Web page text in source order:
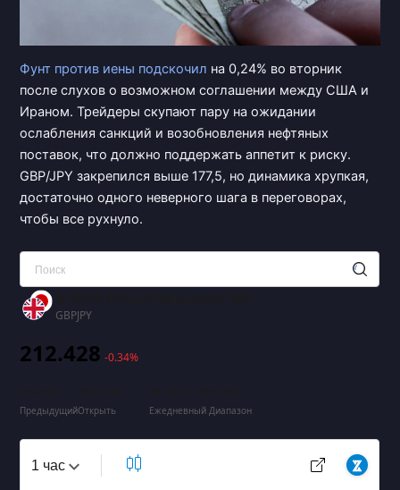
Фунт против иены подскочил на 0,24% во вторник
после слухов о возможном соглашении между США и
Ираном. Трейдеры скупают пару на ожидании
ослабления санкций и возобновления нефтяных
поставок, что должно поддержать аппетит к риску.
GBP/JPY закрепился выше 177,5, но динамика хрупкая,
достаточно одного неверного шага в переговорах,
чтобы все рухнуло.